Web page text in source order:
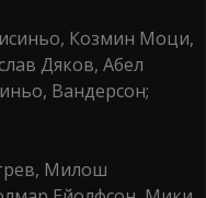
Козмин Моци,
Дяков, Абел
Вандерсон;
Милош